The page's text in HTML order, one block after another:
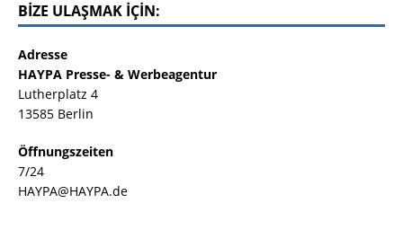
BIZE ULAŞMAK IÇIN:
Adresse
HAYPA Presse- & Werbeagentur
Lutherplatz 4
13585 Berlin
Öffnungszeiten
7/24
HAYPA@HAYPA.de